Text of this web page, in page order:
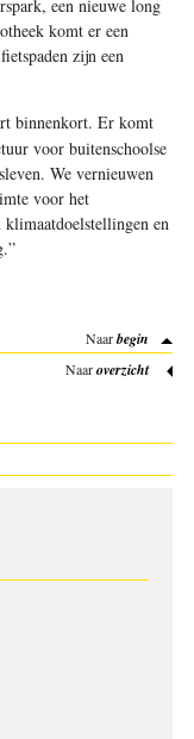
een nieuwe long
komt er een
zijn een
binnenkort. Er komt
voor buitenschoolse
We vernieuwen
voor het
en
Naarbegin
Naaroverzicht